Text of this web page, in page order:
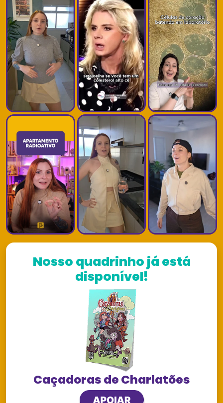
Nosso quadrinho já está
disponível!
Caçadoras de Charlatões